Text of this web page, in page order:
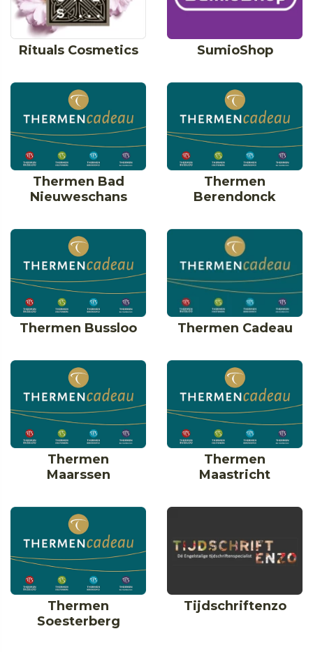
Rituals Cosmetics SumioShop
Thermen Bad
Nieuweschans
Thermen
Berendonck
Thermen Bussloo Thermen Cadeau
Thermen
Maarssen
Thermen
Maastricht
Thermen
Soesterberg
Tijdschriftenzo